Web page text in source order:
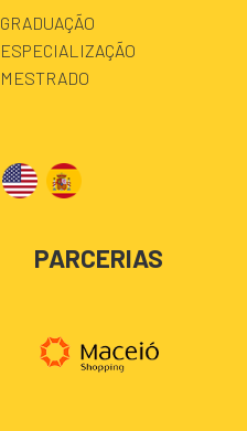
GRADUAÇÃO
ESPECIALIZAÇÃO
MESTRADO
PARCERIAS